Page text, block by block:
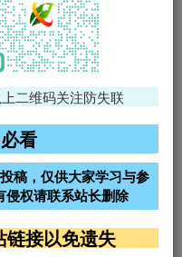
轻量4核4G3M服务器38元/
雨云高防免备案服务器
超低价文字广告位招租
二维码关注防失联
看
稿，仅供大家学习与参
侵权请联系站长删除
链接以免遗失